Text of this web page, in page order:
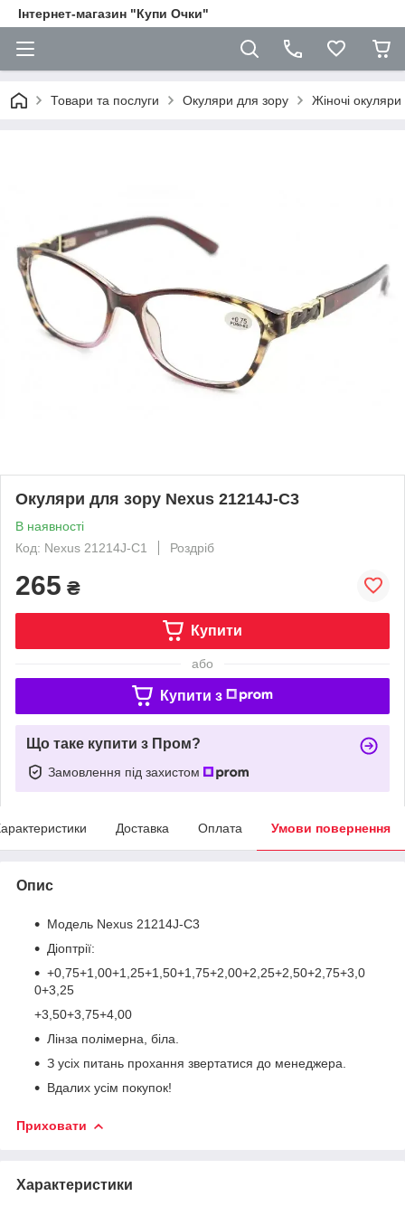
Iнтернет-магазин "Купи Очки"
Товари та послуги Окуляри для зору Жіночі
Окуляри для зору Nexus 21214J-C3
В наявності
Код: Nexus 21214J-C1
Роздріб
265 ₴
Купити
або
Купити з
Що таке купити з Пром?
Замовлення під захистом
Доставка Оплата Умови повернення
Опис
Модель Nexus 21214J-C3
Діоптрії:
+0,75+1,00+1,25+1,50+1,75+2,00+2,25+2,50+2,75+3,0
0+3,25
+3,50+3,75+4,00
Лінза полімерна, біла.
З усіх питань прохання звертатися до менеджера.
Вдалих усім покупок!
Приховати
Характеристики